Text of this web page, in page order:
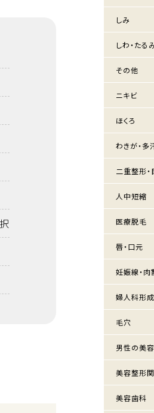
しみ
しわ・たる
その他
ニキビ
ほくろ
わきが・多
二重整形
人中短縮
医療脱毛
唇・口元
妊娠線・肉
婦人科形成
毛穴
男性の美
美容整形
美容歯科